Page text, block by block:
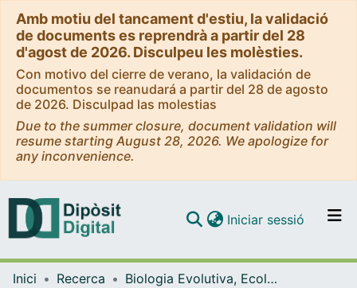
Amb motiu del tancament d'estiu, la validació
de documents es reprendrà a partir del 28
d'agost de 2026. Disculpeu les molèsties.
Con motivo del cierre de verano, la validación de
documentos se reanudará a partir del 28 de agosto
de 2026. Disculpad las molestias
Due to the summer closure, document validation will
resume starting August 28, 2026. We apologize for
any inconvenience.
Navega per tot el DD
Iniciar sessió (current)
Inici Recerca
Biologia Evolutiva, Ecologia i Ciències Ambientals